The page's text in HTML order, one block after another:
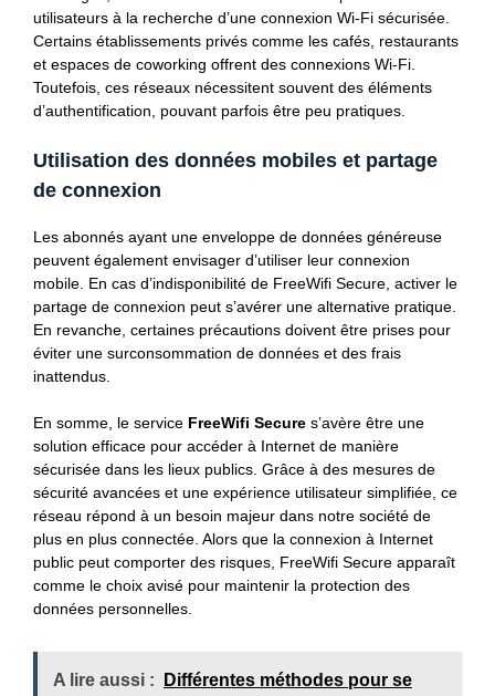
utilisateurs à la recherche d’une connexion Wi-Fi sécurisée.
Certains établissements privés comme les cafés, restaurants
et espaces de coworking offrent des connexions Wi-Fi.
Toutefois, ces réseaux nécessitent souvent des éléments
d’authentification, pouvant parfois être peu pratiques.
Utilisation des données mobiles et partage
de connexion
Les abonnés ayant une enveloppe de données généreuse
peuvent également envisager d’utiliser leur connexion
mobile. En cas d’indisponibilité de FreeWifi Secure, activer le
partage de connexion peut s’avérer une alternative pratique.
En revanche, certaines précautions doivent être prises pour
éviter une surconsommation de données et des frais
inattendus.
En somme, le service FreeWifi Secure s’avère être une
solution efficace pour accéder à Internet de manière
sécurisée dans les lieux publics. Grâce à des mesures de
sécurité avancées et une expérience utilisateur simplifiée, ce
réseau répond à un besoin majeur dans notre société de
plus en plus connectée. Alors que la connexion à Internet
public peut comporter des risques, FreeWifi Secure apparaît
comme le choix avisé pour maintenir la protection des
données personnelles.
A lire aussi :
Différentes méthodes pour se